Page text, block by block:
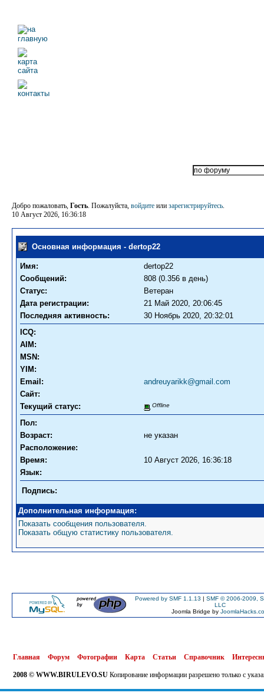
Добро пожаловать, Гость. Пожалуйста, войдите или зарегистрируйтесь.
10 Август 2026, 16:36:18
Основная информация - dertop22
Имя:
dertop22
Сообщений:
808 (0.356 в день)
Статус:
Ветеран
Дата регистрации:
21 Май 2020, 20:06:45
Последняя активность:
30 Ноябрь 2020, 20:32:01
ICQ:
AIM:
MSN:
YIM:
Email:
andreuyarikk@gmail.com
Сайт:
Текущий статус:
Offline
Пол:
Возраст:
не указан
Расположение:
Время:
10 Август 2026, 16:36:18
Язык:
Подпись:
Дополнительная информация:
Показать сообщения пользователя.
Показать общую статистику пользователя.
Powered by SMF 1.1.13 | SMF © 2006-2009,
LLC
Joomla Bridge by
Главная Форум Фотографии Карта Статьи Справочник
2008 © WWW.BIRULEVO.SU Копирование информации разрешено только с